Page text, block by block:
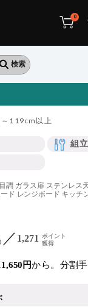
0
119cm以上
組
調 ガラス扉 ステンレス
ド レンジボード キッチ
円から。分割
1,271
ポイント
獲得